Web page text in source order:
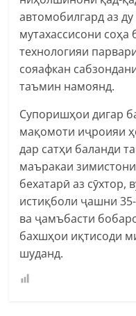
автомобилгард аз
мутахассисони соҳа
технологияи
сояафкан
таъмин намоянд.
Супоришҳои дигар
мақомоти иҷроияи
дар сатҳи баланди
маъракаи
бехатарӣ аз сӯхтор,
истиқболи ҷашни
ва ҷамъбасти
бахшҳои иқтисоди
шуданд.